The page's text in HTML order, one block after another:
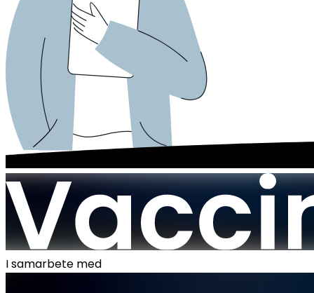
I samarbete med